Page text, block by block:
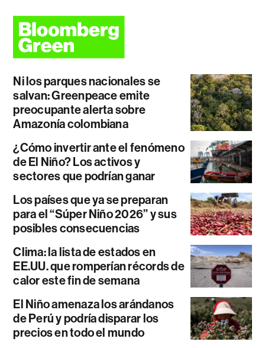
Ni los parques nacionales se
salvan: Greenpeace emite
preocupante alerta sobre
Amazonía colombiana
¿Cómo invertir ante el fenómeno
de El Niño? Los activos y
sectores que podrían ganar
Los países que ya se preparan
para el “Súper Niño 2026” y sus
posibles consecuencias
Clima: la lista de estados en
EE.UU. que romperían récords de
calor este fin de semana
El Niño amenaza los arándanos
de Perú y podría disparar los
precios en todo el mundo